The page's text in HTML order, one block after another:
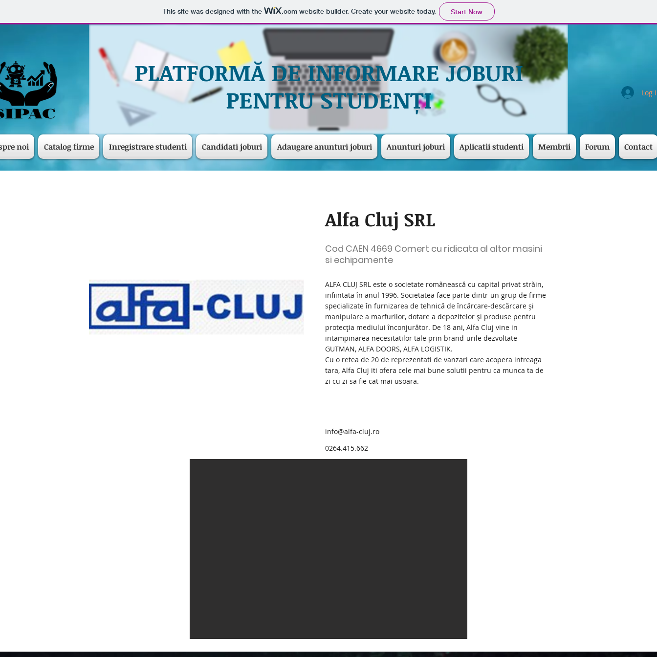
This site was designed with the .comwebsite builder. Create your website today. Start Now
PLATFORMĂ DE INFORMARE JOBURI
PENTRU STUDENȚI
Log
noi Catalog firme Inregistrare studenti Candidati joburi Adaugare anunturi joburi Anunturi joburi Aplicatii studenti Membrii Forum Contact
Alfa Cluj SRL
Cod CAEN 4669 Comert cu ridicata al altor masini
si echipamente
ALFA CLUJ SRL este o societate românească cu capital privat străin,
infiintata în anul 1996. Societatea face parte dintr-un grup de firme
specializate în furnizarea de tehnică de încărcare-descărcare şi
manipulare a marfurilor, dotare a depozitelor şi produse pentru
protecţia mediului înconjurător. De 18 ani, Alfa Cluj vine in
intampinarea necesitatilor tale prin brand-urile dezvoltate
GUTMAN, ALFA DOORS, ALFA LOGISTIK.
Cu o retea de 20 de reprezentati de vanzari care acopera intreaga
tara, Alfa Cluj iti ofera cele mai bune solutii pentru ca munca ta de
zi cu zi sa fie cat mai usoara.
info@alfa-cluj.ro
0264.415.662